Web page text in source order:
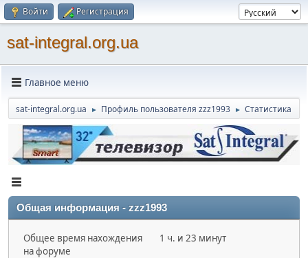
Войти Регистрация
sat-integral.org.ua
Главное меню
sat-integral.org.ua ► Профиль пользователя zzz1993 ► Статистика
Общая информация - zzz1993
Общее время нахождения
на форуме
1 ч. и 23 минут